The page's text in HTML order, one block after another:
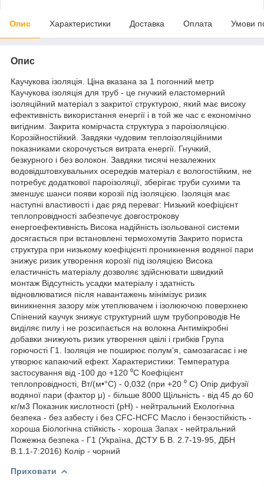
Опис Характеристики Доставка Оплата Умови
Опис
Каучукова ізоляція. Ціна вказана за 1 погонний метр
Каучукова ізоляція для труб - це гнучкий еластомерний
ізоляційний матеріал з закритої структурою, який має високу
ефективність використання енергії і в той же час є економічно
вигідним. Закрита комірчаста структура з пароізоляцією.
Корозійностійкий. Завдяки чудовим теплоізоляційними
показниками скорочується витрата енергії. Гнучкий,
безкурного і без волокон. Завдяки тисячі незалежних
водовідштовхувальних осередків матеріал є вологостійким, не
потребує додаткової пароізоляції, зберігає труби сухими та
зменшує шанси появи корозії під ізоляцією. Ізоляція має
наступні властивості і дає ряд переваг: Низький коефіцієнт
теплопровідності забезпечує довгострокову
енергоефективність Висока надійність ізольованої системи
досягається при встановлені термохомутів Закрито пориста
структура при низькому коефіцієнті проникнення водяної пари
знижує ризик утворення корозії під ізоляцією Висока
еластичність матеріалу дозволяє здійснювати швидкий
монтаж Відсутність усадки матеріалу і здатність
відновлюватися після навантажень мінімізує ризик
виникнення зазору між утеплювачем і ізолюючою поверхнею
Спінений каучук знижує структурний шум трубопроводів Не
виділяє пилу і не розсипається на волокна Антимікробні
добавки знижують ризик утворення цвілі і грибків Група
горючості Г1. Ізоляція не поширює полум'я, самозагасає і не
утворює капаючий ефект. Характеристики: Температура
застосування від -100 до +120 ⁰С Коефіцієнт
теплопровідності, Вт/(м•°С) - 0,032 (при +20 ⁰ С) Опір дифузії
водяної пари (фактор μ) - більше 8000 Щільність - від 45 до 60
кг/м3 Показник кислотності (pH) - нейтральний Екологічна
безпека - без азбесту і без CFC-HCFC Масло і бензостійкість -
хороша Біологічна стійкість - хороша Запах - нейтральний
Пожежна безпека - Г1 (Україна, ДСТУ Б В. 2.7-19-95, ДБН
В.1.1-7:2016) Колір - чорний
Приховати